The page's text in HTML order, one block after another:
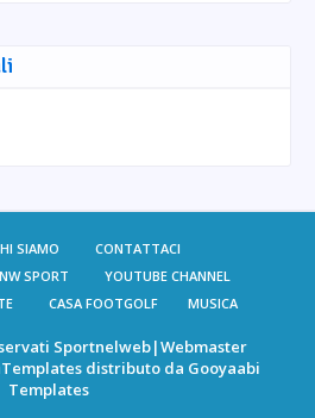
SIAMO
CONTATTACI
SPORT
YOUTUBE CHANNEL
CASA FOOTGOLF MUSICA
Sportnelweb|Webmaster
distributo da Gooyaabi
Templates